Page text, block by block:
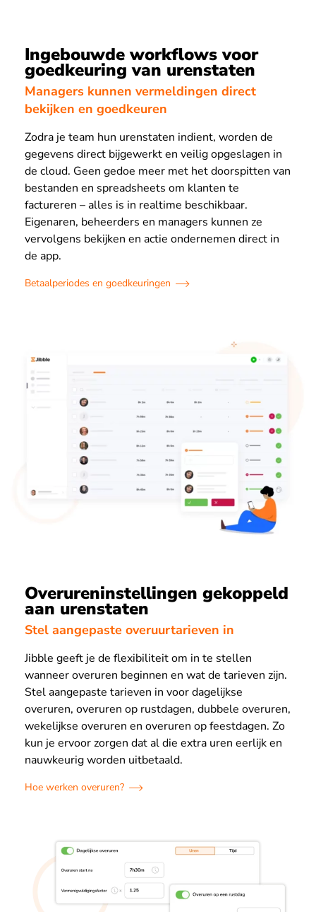
Ingebouwde workflows voor
goedkeuring van urenstaten
Managers kunnen vermeldingen direct
bekijken en goedkeuren
Zodra je team hun urenstaten indient, worden de
gegevens direct bijgewerkt en veilig opgeslagen in
de cloud. Geen gedoe meer met het doorspitten van
bestanden en spreadsheets om klanten te
factureren – alles is in realtime beschikbaar.
Eigenaren, beheerders en managers kunnen ze
vervolgens bekijken en actie ondernemen direct in
de app.
Betaalperiodes en goedkeuringen
Overureninstellingen gekoppeld
aan urenstaten
Stel aangepaste overuurtarieven in
Jibble geeft je de flexibiliteit om in te stellen
wanneer overuren beginnen en wat de tarieven zijn.
Stel aangepaste tarieven in voor dagelijkse
overuren, overuren op rustdagen, dubbele overuren,
wekelijkse overuren en overuren op feestdagen. Zo
kun je ervoor zorgen dat al die extra uren eerlijk en
nauwkeurig worden uitbetaald.
Hoe werken overuren?